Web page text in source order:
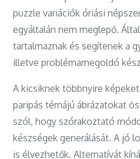
puzzle variációk óriási
egyáltalán nem meglepő.
tartalmaznak és segítenek a
illetve problémamegoldó
A kicsiknek többnyire
paripás témájú ábrázatokat
szól, hogy szórakoztató
készségek generálását. A jó
is élvezhetők. Alternatívát